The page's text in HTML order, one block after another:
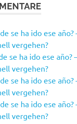
se ha ido ese
vergehen?
se ha ido ese año?
vergehen?
se ha ido ese
vergehen?
se ha ido ese
vergehen?